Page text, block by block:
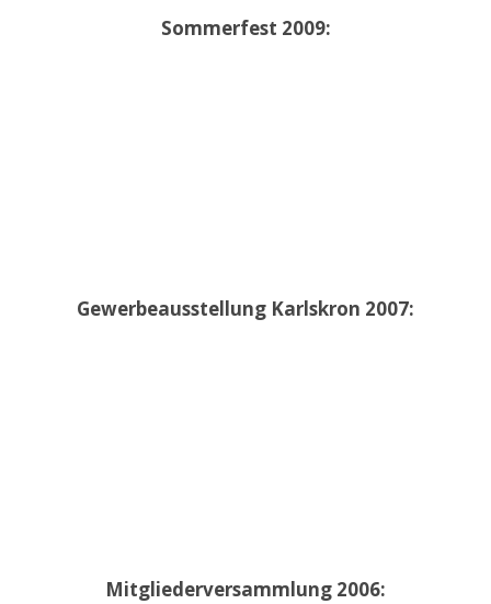
Sommerfest 2009:
Gewerbeausstellung Karlskron 2007:
Mitgliederversammlung 2006: